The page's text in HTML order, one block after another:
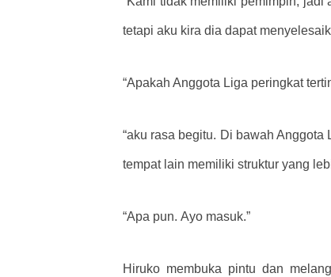
tetapi aku kira dia dapat
“Apakah Anggota Liga peringkat
“aku rasa begitu. Di bawah
tempat lain memiliki struktur yang
“Apa pun. Ayo masuk.”
Hiruko membuka pintu dan